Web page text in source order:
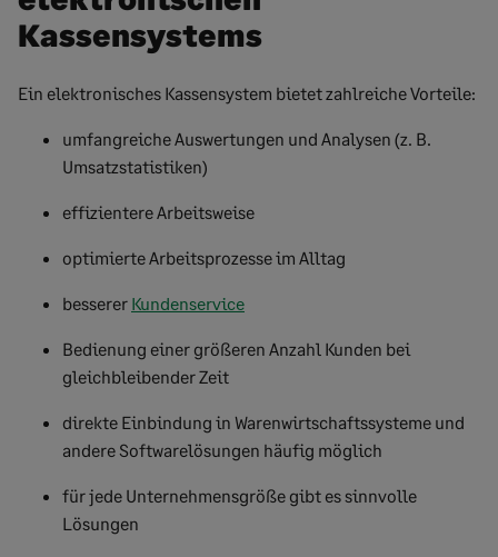
Kassensystems
Ein elektronisches Kassensystem bietet zahlreiche Vorteile:
umfangreiche Auswertungen und Analysen (z. B.
Umsatzstatistiken)
effizientere Arbeitsweise
optimierte Arbeitsprozesse im Alltag
besserer Kundenservice
Bedienung einer größeren Anzahl Kunden bei
gleichbleibender Zeit
direkte Einbindung in Warenwirtschaftssysteme und
andere Softwarelösungen häufig möglich
für jede Unternehmensgröße gibt es sinnvolle
Lösungen